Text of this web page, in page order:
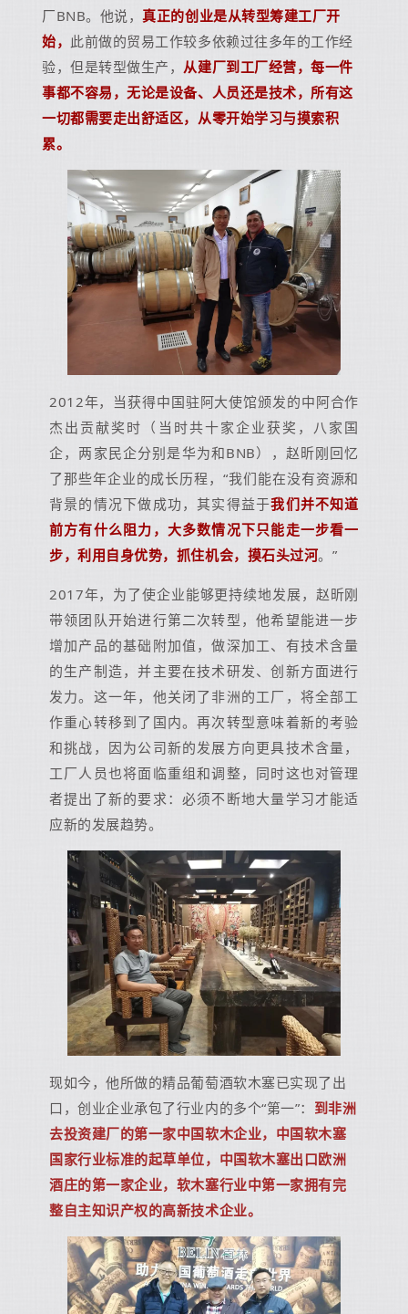
厂BNB。他说，真正的创业是从转型筹建工厂开
始， 此前做的贸易工作较多依赖过往多年的工作经
验，但是转型做生产， 从建厂到工厂经营，每一件
事都不容易，无论是设备、人员还是技术，所有这
一切都需要走出舒适区，从零开始学习与摸索积
累。
2012年，当获得中国驻阿大使馆颁发的中阿合作
杰出贡献奖时（当时共十家企业获奖，八家国
企，两家民企分别是华为和BNB），赵昕刚回忆
了那些年企业的成长历程，“我们能在没有资源和
背景的情况下做成功，其实得益于我们并不知道
前方有什么阻力，大多数情况下只能走一步看一
步，利用自身优势，抓住机会，摸石头过河。”
2017年，为了使企业能够更持续地发展，赵昕刚
带领团队开始进行第二次转型，他希望能进一步
增加产品的基础附加值，做深加工、有技术含量
的生产制造，并主要在技术研发、创新方面进行
发力。这一年，他关闭了非洲的工厂，将全部工
作重心转移到了国内。再次转型意味着新的考验
和挑战，因为公司新的发展方向更具技术含量，
工厂人员也将面临重组和调整，同时这也对管理
者提出了新的要求：必须不断地大量学习才能适
应新的发展趋势。
现如今，他所做的精品葡萄酒软木塞已实现了出
口，创业企业承包了行业内的多个“第一”： 到非洲
去投资建厂的第一家中国软木企业，中国软木塞
国家行业标准的起草单位，中国软木塞出口欧洲
酒庄的第一家企业，软木塞行业中第一家拥有完
整自主知识产权的高新技术企业。